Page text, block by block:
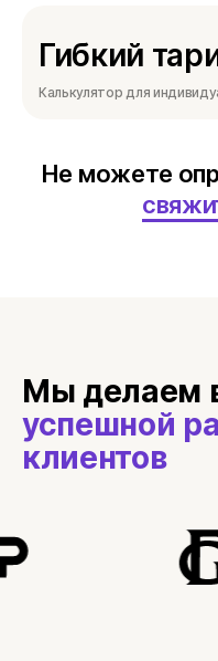
Гибкий
Калькулятор для
Не можете
Мы делаем
успешной
клиентов